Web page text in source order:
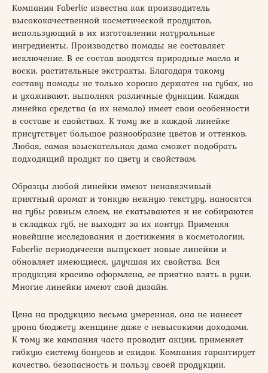
Компания Faberlic известна как производитель
высококачественной косметической продуктов,
использующий в их изготовлении натуральные
ингредиенты. Производство помады не составляет
исключение. В ее состав вводятся природные масла и
воски, растительные экстракты. Благодаря такому
составу помады не только хорошо держатся на губах, но
и ухаживают, выполняя различные функции. Каждая
линейка средства (а их немало) имеет свои особенности
в составе и свойствах. К тому же в каждой линейке
присутствует большое разнообразие цветов и оттенков.
Любая, самая взыскательная дама сможет подобрать
подходящий продукт по цвету и свойствам.
Образцы любой линейки имеют ненавязчивый
приятный аромат и тонкую нежную текстуру, наносятся
на губы ровным слоем, не скатываются и не собираются
в складках губ, не выходят за их контур. Применяя
новейшие исследования и достижения в косметологии,
Faberlic периодически выпускает новые линейки и
обновляет имеющиеся, улучшая их свойства. Вся
продукция красиво оформлена, ее приятно взять в руки.
Многие линейки имеют свой дизайн.
Цена на продукцию весьма умеренная, она не нанесет
урона бюджету женщине даже с невысокими доходами.
К тому же кампания часто проводит акции, применяет
гибкую систему бонусов и скидок. Компания гарантирует
качество, безопасность и пользу своей продукции.